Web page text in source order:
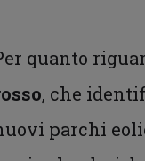
quanto
, che
parchi